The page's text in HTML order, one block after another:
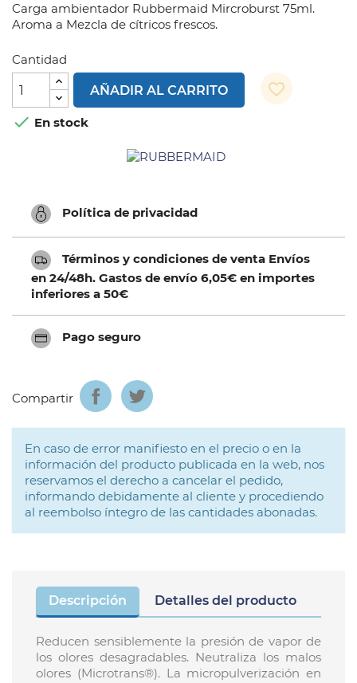
Carga ambientador Rubbermaid Mircroburst 75ml.
Aroma a Mezcla de cítricos frescos.
Cantidad
AÑADIR AL CARRITO
favorite_border
 En stock
Política de privacidad
Términos y condiciones de venta Envíos
en 24/48h. Gastos de envío 6,05€ en importes
inferiores a 50€
Pago seguro
Compartir
En caso de error manifiesto en el precio o en la
información del producto publicada en la web, nos
reservamos el derecho a cancelar el pedido,
informando debidamente al cliente y procediendo
al reembolso íntegro de las cantidades abonadas.
Descripción Detalles del producto
Reducen sensiblemente la presión de vapor de
los olores desagradables. Neutraliza los malos
olores (Microtrans®). La micropulverización en